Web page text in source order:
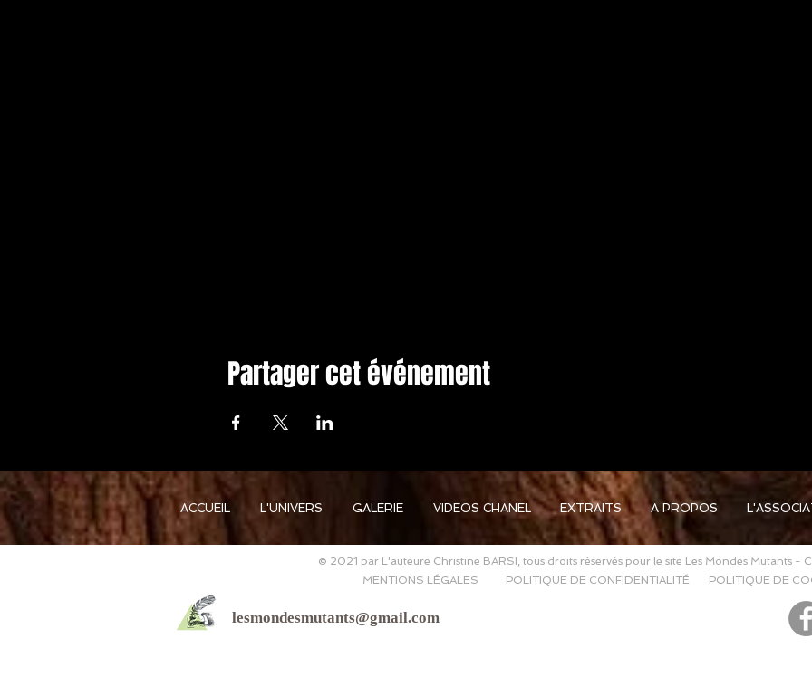
Partager cet événement
ACCUEIL L'UNIVERS GALERIE VIDEOS CHANEL EXTRAITS A PROPOS
© 2021 par L'auteure Christine BARSI, tous droits réservés pour le site Les Mondes Mutants -
MENTIONS LÉGALES
POLITIQUE DE CONFIDENTIALITÉ POLITIQUE DE
lesmondesmutants@gmail.com